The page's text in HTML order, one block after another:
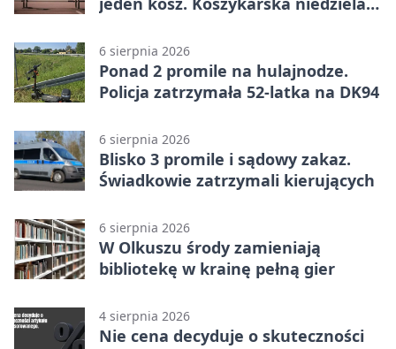
6 sierpnia 2026
Ponad 2 promile na hulajnodze.
Policja zatrzymała 52-latka na DK94
6 sierpnia 2026
Blisko 3 promile i sądowy zakaz.
Świadkowie zatrzymali kierujących
6 sierpnia 2026
W Olkuszu środy zamieniają
bibliotekę w krainę pełną gier
4 sierpnia 2026
Nie cena decyduje o skuteczności